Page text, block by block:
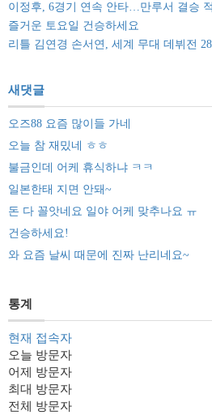
이정후, 6경기 연속 안타…만루서 결승
즐거운 토요일 건승하세요
리틀 김연경 손서연, 세계 무대 데뷔전
새댓글
오즈88 요즘 많이들 가네
오늘 참 재밌네 ㅎㅎ
불금인데 어케 휴식하냐 ㅋㅋ
일본한태 지면 안돼~
돈 다 꼴앗네요 일야 어케 맞추나요 ㅠ
건승하세요!
와 요즘 날씨 때문에 진짜 난리네요~
통계
현재 접속자
오늘 방문자
어제 방문자
최대 방문자
전체 방문자